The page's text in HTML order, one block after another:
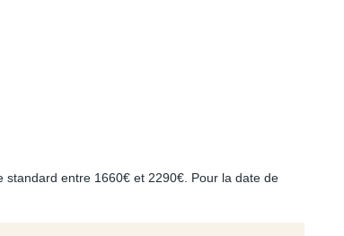
entre 1660€ et 2290€. Pour la date de